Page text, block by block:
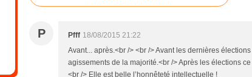
P Pfff 18/08/2015 21:22
Avant... après.<br /> <br /> Avant les dernières
agissements de la majorité.<br /> Après les élections
<br /> Elle est belle l’honnêteté intellectuelle !